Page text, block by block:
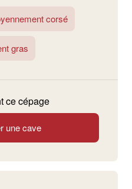
corsé
gras
ce cépage
une cave